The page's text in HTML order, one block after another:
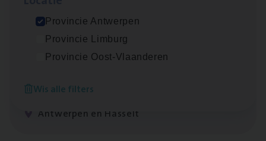
Provincie Antwerpen
Provincie Limburg
Provincie Oost-Vlaanderen
Wis alle filters
Mechelen
Insurance Operations
Antwerpen en Hasselt